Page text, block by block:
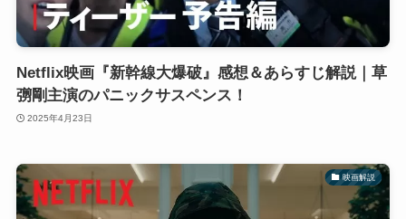
Netflix映画『新幹線大爆破』感想＆あらすじ解説｜草
彅剛主演のパニックサスペンス！
2025年4月23日
映画解説